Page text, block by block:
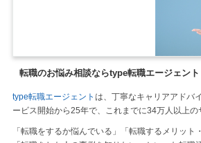
転職のお悩み相談ならtype転職エージェント
type転職エージェント は、丁寧なキャリアアドバ
ービス開始から25年で、これまでに34万人以上の
「転職をするか悩んでいる」「転職するメリット